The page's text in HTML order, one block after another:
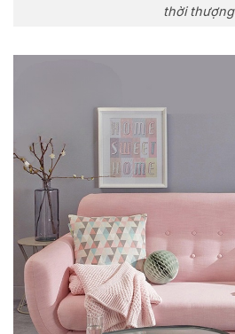
thời thượng